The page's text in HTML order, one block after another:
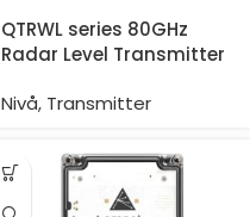
QTRWL series 80GHz
Radar Level Transmitter
Nivå, Transmitter